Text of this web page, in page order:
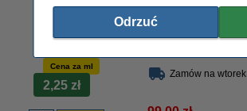
Pojemność:
Pojemność:
Cena za ml
2,25 zł
Zamów na wtorek
Odrzuć